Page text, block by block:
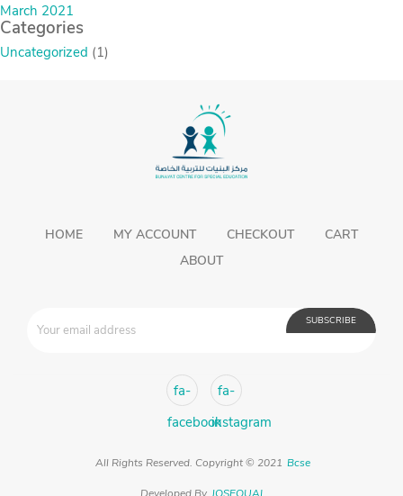
March 2021
Categories
Uncategorized (1)
HOME MY ACCOUNT CHECKOUT
CART
ABOUT
fa-
facebook
fa-
instagram
All Rights Reserved. Copyright © 2021 Bcse
Developed By JOSEQUAL